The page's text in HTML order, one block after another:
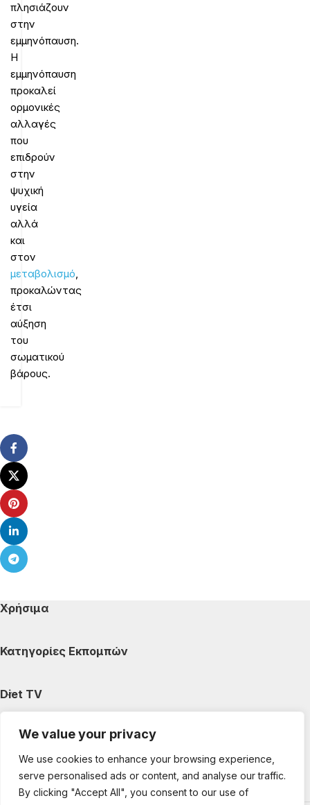
We value your privacy
We use cookies to enhance your browsing experience,
serve personalised ads or content, and analyse our traffic.
By clicking "Accept All", you consent to our use of
πλησιάζουν
στην
εμμηνόπαυση.
Η
εμμηνόπαυση
προκαλεί
ορμονικές
αλλαγές
που
επιδρούν
στην
ψυχική
υγεία
αλλά
και
στον
μεταβολισμό,
προκαλώντας
έτσι
αύξηση
του
σωματικού
βάρους.
Χρήσιμα
Κατηγορίες Εκπομπών
Diet TV
Κατηγορίες Άρθρων
Ακολουθήστε μας